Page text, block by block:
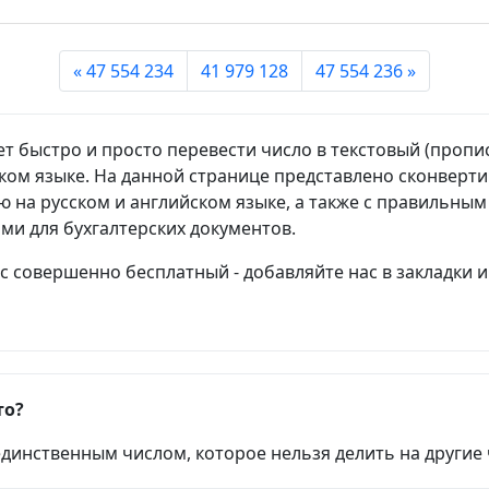
« 47 554 234 41 979 128 47 554 236 »
быстро и просто перевести число в текстовый
языке. На данной странице представлено
на русском и английском языке, а также с
для бухгалтерских документов.
бесплатный - добавляйте нас в закладки
числом, которое нельзя делить на другие